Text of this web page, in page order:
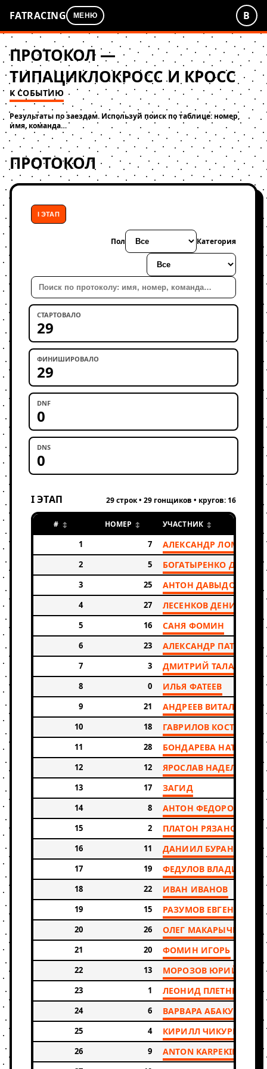
FATRACING МЕНЮ В
ПРОТОКОЛ —
ТИПАЦИКЛОКРОСС И КРОСС
К СОБЫТИЮ
Результаты по заездам. Используй поиск по таблице: номер,
имя, команда…
ПРОТОКОЛ
I ЭТАП
Пол Категория
Поиск
СТАРТОВАЛО
29
ФИНИШИРОВАЛО
29
DNF
0
DNS
0
I ЭТАП 29 строк • 29 гонщиков • кругов: 16
# НОМЕР УЧАСТНИК
1 7 АЛЕКСАНДР ЛОМАКИН
2 5 БОГАТЫРЕНКО
3 25 АНТОН ДАВЫДОВ
4 27 ЛЕСЕНКОВ ДЕНИС
5 16 САНЯ ФОМИН
6 23 АЛЕКСАНДР ПАТРАКОВ
7 3 ДМИТРИЙ ТАЛАНОВ
8 0 ИЛЬЯ ФАТЕЕВ
9 21 АНДРЕЕВ ВИТАЛИЙ
10 18 ГАВРИЛОВ КОСТЯ
11 28 БОНДАРЕВА НАТАЛЬЯ
12 12 ЯРОСЛАВ НАДЕЛКО
13 17 ЗАГИД
14 8 АНТОН ФЕДОРОВ
15 2 ПЛАТОН РЯЗАНОВ
16 11 ДАНИИЛ БУРАНОВ
17 19 ФЕДУЛОВ ВЛАДИМИР
18 22 ИВАН ИВАНОВ
19 15 РАЗУМОВ ЕВГЕНИЙ
20 26 ОЛЕГ МАКАРЫЧЕВ
21 20 ФОМИН ИГОРЬ
22 13 МОРОЗОВ ЮРИЙ
23 1 ЛЕОНИД ПЛЕТНЕВ
24 6 ВАРВАРА АБАКУМОВА
25 4 КИРИЛЛ ЧИКУРКОВ
26 9 ANTON KARPEKING